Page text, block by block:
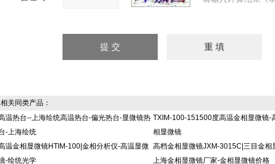
同类产品：
温热台--上海绘统高温热台-偏光热台-显微镜热
-上海绘统
TXIM-100-151500度高温金相显微镜-
相显微镜
温金相显微镜HTIM-100|金相分析仪-高温显微
-绘统光学
高档金相显微镜JXM-3015C|三目金相
上海金相显微镜厂家-金相显微镜价格